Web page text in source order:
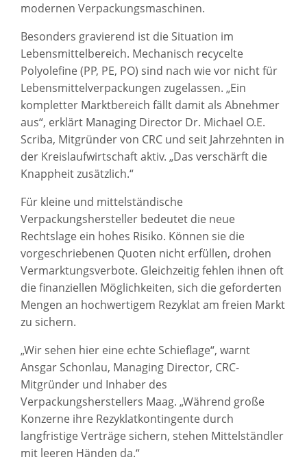
modernen Verpackungsmaschinen.
Besonders gravierend ist die Situation im
Lebensmittelbereich. Mechanisch recycelte
Polyolefine (PP, PE, PO) sind nach wie vor nicht für
Lebensmittelverpackungen zugelassen. „Ein
kompletter Marktbereich fällt damit als Abnehmer
aus“, erklärt Managing Director Dr. Michael O.E.
Scriba, Mitgründer von CRC und seit Jahrzehnten in
der Kreislaufwirtschaft aktiv. „Das verschärft die
Knappheit zusätzlich.“
Für kleine und mittelständische
Verpackungshersteller bedeutet die neue
Rechtslage ein hohes Risiko. Können sie die
vorgeschriebenen Quoten nicht erfüllen, drohen
Vermarktungsverbote. Gleichzeitig fehlen ihnen oft
die finanziellen Möglichkeiten, sich die geforderten
Mengen an hochwertigem Rezyklat am freien Markt
zu sichern.
„Wir sehen hier eine echte Schieflage“, warnt
Ansgar Schonlau, Managing Director, CRC-
Mitgründer und Inhaber des
Verpackungsherstellers Maag. „Während große
Konzerne ihre Rezyklatkontingente durch
langfristige Verträge sichern, stehen Mittelständler
mit leeren Händen da.“